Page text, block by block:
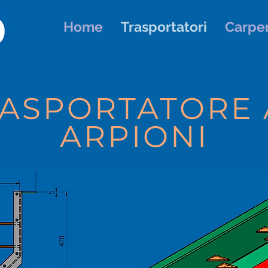
Home Trasportatori
ARPIONI